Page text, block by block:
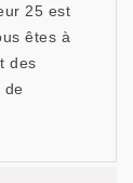
25 est
êtes à
des
de